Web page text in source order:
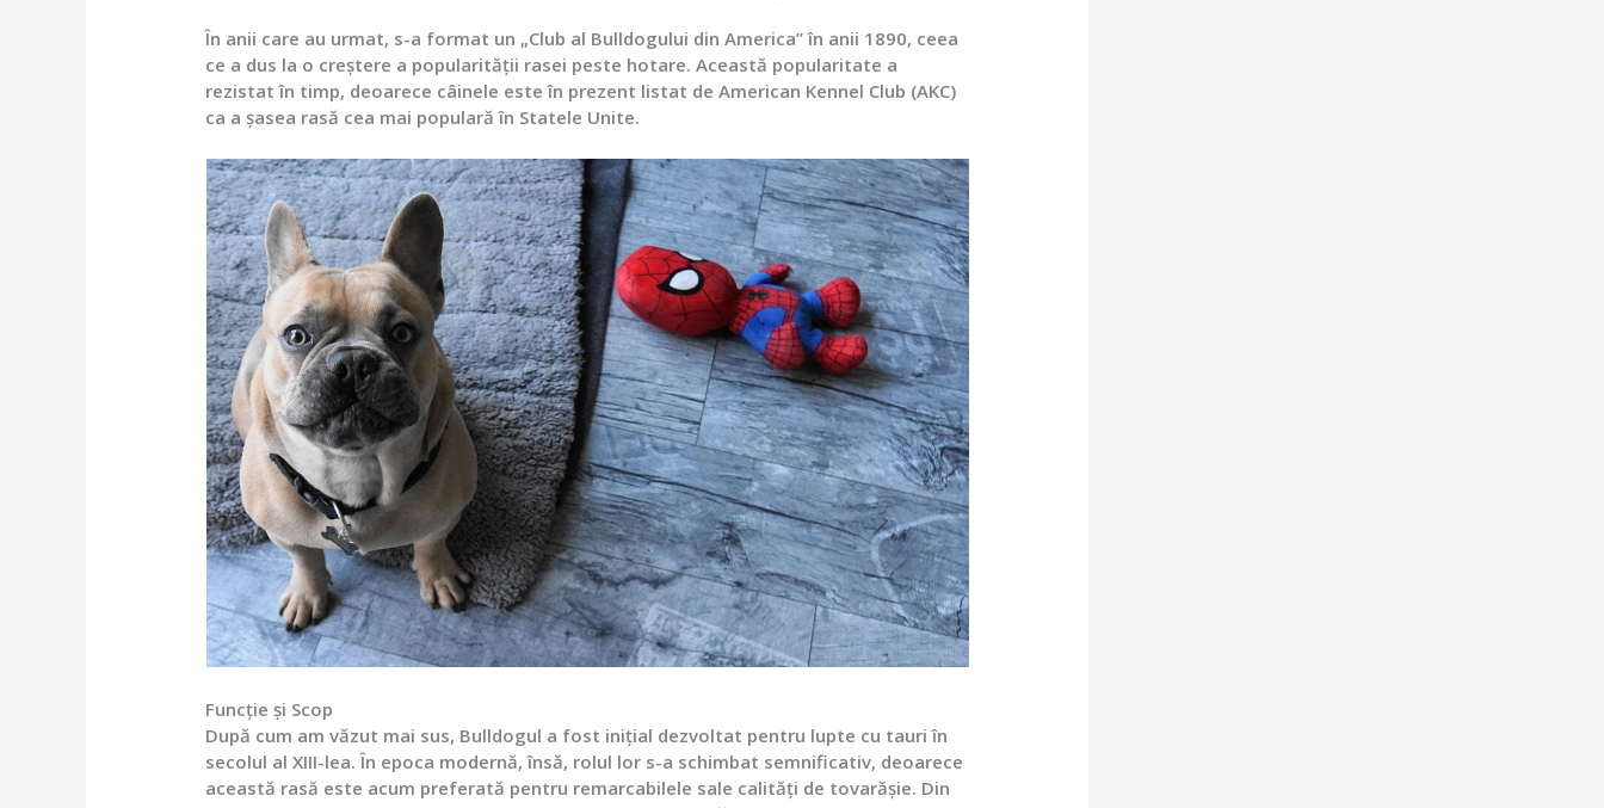
În anii care au urmat, s-a format un „Club al Bulldogului din America” în anii 1890, ceea
ce a dus la o creștere a popularității rasei peste hotare. Această popularitate a
rezistat în timp, deoarece câinele este în prezent listat de American Kennel Club (AKC)
ca a șasea rasă cea mai populară în Statele Unite.
Funcție și Scop
După cum am văzut mai sus, Bulldogul a fost inițial dezvoltat pentru lupte cu tauri în
secolul al XIII-lea. În epoca modernă, însă, rolul lor s-a schimbat semnificativ, deoarece
această rasă este acum preferată pentru remarcabilele sale calități de tovarășie. Din